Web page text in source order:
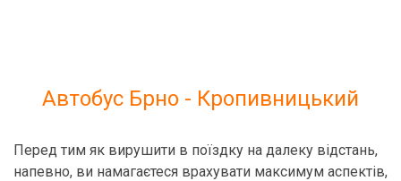
Автобус Брно - Кропивницький
Перед тим як вирушити в поїздку на далеку відстань,
напевно, ви намагаєтеся врахувати максимум аспектів,